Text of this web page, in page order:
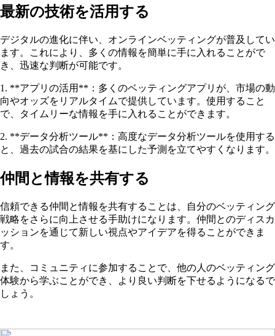
最新の技術を活用する
デジタルの進化に伴い、オンラインベッティングが普及してい
ます。これにより、多くの情報を簡単に手に入れることがで
き、迅速な判断が可能です。
1. **アプリの活用**：多くのベッティングアプリが、市場の動
向やオッズをリアルタイムで提供しています。使用すること
で、タイムリーな情報を手に入れることができます。
2. **データ分析ツール**：高度なデータ分析ツールを使用する
と、過去の試合の結果を基にした予測を立てやすくなります。
仲間と情報を共有する
信頼できる仲間と情報を共有することは、自分のベッティング
戦略をさらに向上させる手助けになります。仲間とのディスカ
ッションを通じて新しい視点やアイデアを得ることができま
す。
また、コミュニティに参加することで、他の人のベッティング
体験から学ぶことができ、より良い判断を下せるようになるで
しょう。